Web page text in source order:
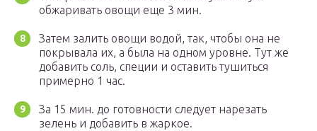
обжаривать овощи еще 3 мин.
Затем залить овощи водой, так, чтобы она не
покрывала их, а была на одном уровне. Тут же
добавить соль, специи и оставить тушиться
примерно 1 час.
За 15 мин. до готовности следует нарезать
зелень и добавить в жаркое.